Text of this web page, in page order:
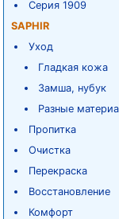
Серия 1909
SAPHIR
Уход
Гладкая кожа
Замша, нубук
Разные
Пропитка
Очистка
Перекраска
Восстановление
Комфорт